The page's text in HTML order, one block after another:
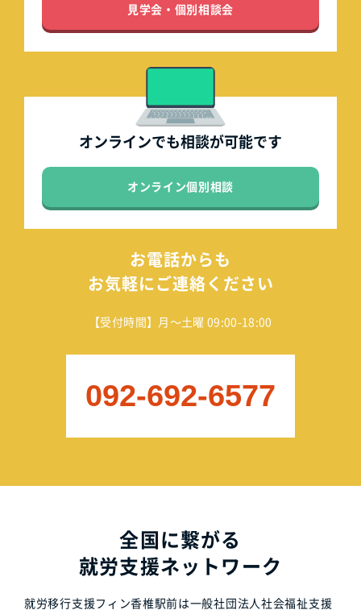
見学会・個別相談会
オンラインでも相談が可能です
オンライン個別相談
お電話からも
お気軽にご連絡ください
【受付時間】月～土曜 09:00-18:00
092-692-6577
全国に繋がる
就労支援ネットワーク
就労移行支援フィン香椎駅前は一般社団法人社会福祉支援